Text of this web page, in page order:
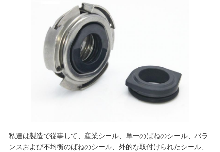
私達は製造で従事して、産業シール、単一のばねのシール、バラ
ンスおよび不均衡のばねのシール、外的な取付けられたシール、